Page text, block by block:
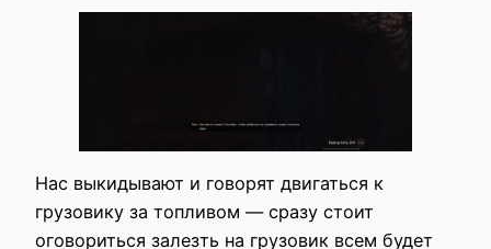
Нас выкидывают и говорят двигаться к
грузовику за топливом — сразу стоит
оговориться залезть на грузовик всем будет